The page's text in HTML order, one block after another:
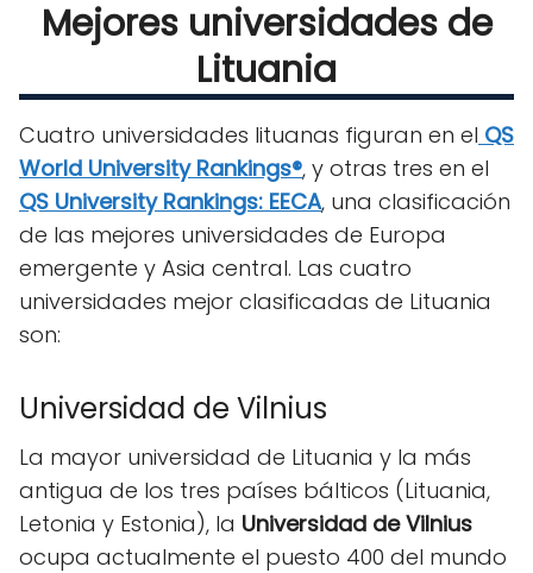
Mejores universidades de
Lituania
Cuatro universidades lituanas figuran en el QS
World University Rankings®, y otras tres en el
QS University Rankings: EECA, una clasificación
de las mejores universidades de Europa
emergente y Asia central. Las cuatro
universidades mejor clasificadas de Lituania
son:
Universidad de Vilnius
La mayor universidad de Lituania y la más
antigua de los tres países bálticos (Lituania,
Letonia y Estonia), la Universidad de Vilnius
ocupa actualmente el puesto 400 del mundo